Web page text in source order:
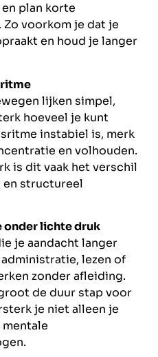
plan korte
voorkom je dat je
en houd je langer
lijken simpel,
hoeveel je kunt
instabiel is, merk
en volhouden.
is dit vaak het verschil
en structureel
onder lichte druk
je aandacht langer
lezen of
zonder afleiding.
de duur stap voor
je niet alleen je